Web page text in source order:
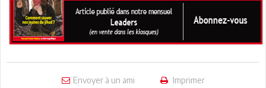
Envoyer à un ami Imprimer